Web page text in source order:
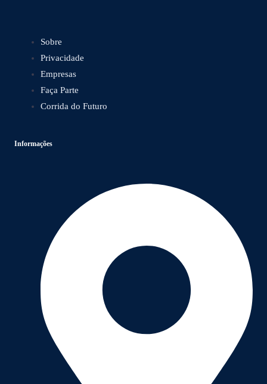
Sobre
Privacidade
Empresas
Faça Parte
Corrida do Futuro
Informações